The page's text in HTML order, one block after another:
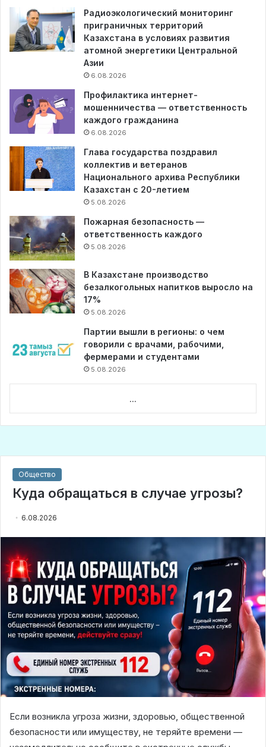
Радиоэкологический мониторинг
приграничных территорий
Казахстана в условиях развития
атомной энергетики Центральной
Азии
6.08.2026
Профилактика интернет-
мошенничества — ответственность
каждого гражданина
6.08.2026
Глава государства поздравил
коллектив и ветеранов
Национального архива Республики
Казахстан с 20-летием
5.08.2026
Пожарная безопасность —
ответственность каждого
5.08.2026
В Казахстане производство
безалкогольных напитков выросло на
17%
5.08.2026
Партии вышли в регионы: о чем
говорили с врачами, рабочими,
фермерами и студентами
5.08.2026
...